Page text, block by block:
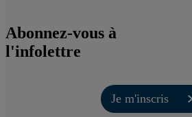
Abonnez-vous à
l'infolettre
Je m'inscris